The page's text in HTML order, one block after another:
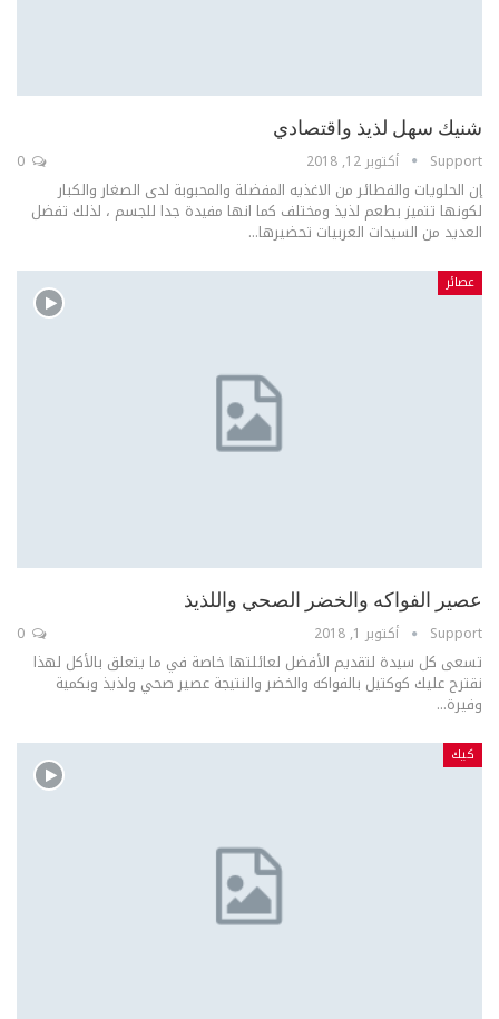
شنيك سهل لذيذ واقتصادي
Support أكتوبر 12, 2018
إن الحلويات والفطائر من الاغذيه المفضلة والمحبوبة لدى الصغار والكبار
لكونها تتميز بطعم لذيذ ومختلف كما انها مفيدة جدا للجسم ، لذلك تفضل
العديد من السيدات العربيات تحضيرها...
عصائر
عصير الفواكه والخضر الصحي واللذيذ
Support أكتوبر 1, 2018
تسعى كل سيدة لتقديم الأفضل لعائلتها خاصة في ما يتعلق بالأكل لهذا
نقترح عليك كوكتيل بالفواكه والخضر والنتيجة عصير صحي ولذيذ وبكمية
وفيرة...
كيك